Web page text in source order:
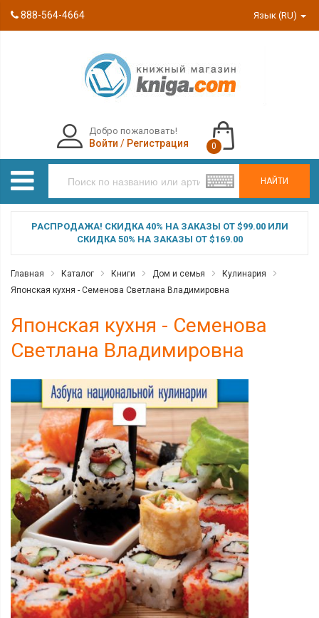
888-564-4664 Язык (RU)
НАЙТИ
Добро пожаловать!
Войти / Регистрация 0
РАСПРОДАЖА! СКИДКА 40% НА ЗАКАЗЫ ОТ $99.00 ИЛИ
СКИДКА 50% НА ЗАКАЗЫ ОТ $169.00
Главная Каталог Книги Дом и семья
Кулинария
Японская кухня - Семенова Светлана Владимировна
Японская кухня - Семенова
Светлана Владимировна